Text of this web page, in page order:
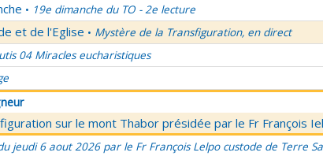
• 19e dimanche du TO - 2e lecture
et de l'Eglise • Mystère de la Transfiguration, en direct
04 Miracles eucharistiques
sur le mont Thabor présidée par le Fr François
jeudi 6 aout 2026 par le Fr François Lelpo custode de Terre